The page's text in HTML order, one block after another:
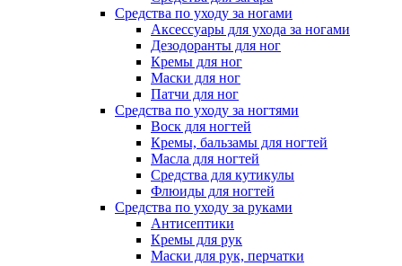
Средства по уходу за ногами
Аксессуары для ухода за ногами
Дезодоранты для ног
Кремы для ног
Маски для ног
Патчи для ног
Средства по уходу за ногтями
Воск для ногтей
Кремы, бальзамы для ногтей
Масла для ногтей
Средства для кутикулы
Флюиды для ногтей
Средства по уходу за руками
Антисептики
Кремы для рук
Маски для рук, перчатки